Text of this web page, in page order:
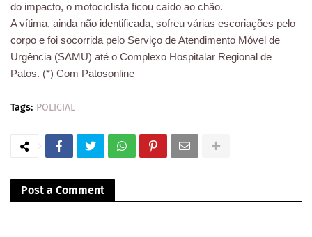
do impacto, o motociclista ficou caído ao chão.
A vítima, ainda não identificada, sofreu várias escoriações pelo
corpo e foi socorrida pelo Serviço de Atendimento Móvel de
Urgência (SAMU) até o Complexo Hospitalar Regional de
Patos. (*) Com Patosonline
Tags: POLICIAL
Post a Comment